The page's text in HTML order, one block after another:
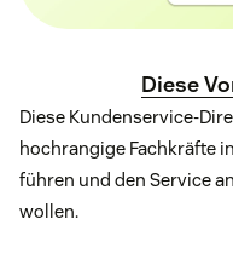
Diese
Diese Kundenservice-
hochrangige Fachkräfte
führen und den Service
wollen.